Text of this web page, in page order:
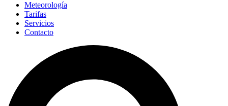
Meteorología
Tarifas
Servicios
Contacto